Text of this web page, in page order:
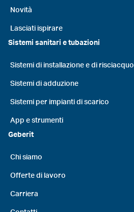
Novità
Lasciati ispirare
Sistemi sanitari e tubazioni
Sistemi di installazione e di risciacquo
Sistemi di adduzione
Sistemi per impianti di scarico
App e strumenti
Geberit
Chi siamo
Offerte di lavoro
Carriera